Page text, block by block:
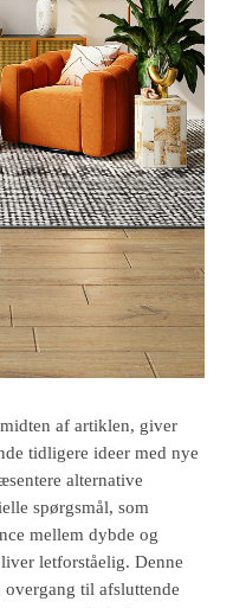
af artiklen, giver
tidligere ideer med nye
alternative
spørgsmål, som
mellem dybde og
letforståelig. Denne
til afsluttende